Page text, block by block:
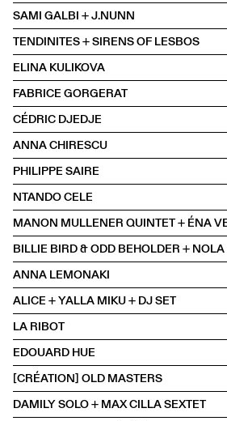
SAMI GALBI + J.NUNN
TENDINITES + SIRENS OF LESBOS
ELINA KULIKOVA
FABRICE GORGERAT
CÉDRIC DJEDJE
ANNA CHIRESCU
PHILIPPE SAIRE
NTANDO CELE
ANNA LEMONAKI
ALICE + YALLA MIKU + DJ SET
LA RIBOT
EDOUARD HUE
[CRÉATION] OLD MASTERS
DAMILY SOLO + MAX CILLA SEXTET